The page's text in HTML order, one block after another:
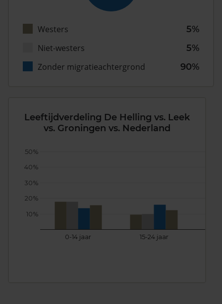
Westers
5%
Niet-westers
5%
Zonder migratieachtergrond
90%
Leeftijdverdeling De Helling vs. Leek
vs. Groningen vs. Nederland
0-14 jaar 15-24 jaar
10%
20%
30%
40%
50%